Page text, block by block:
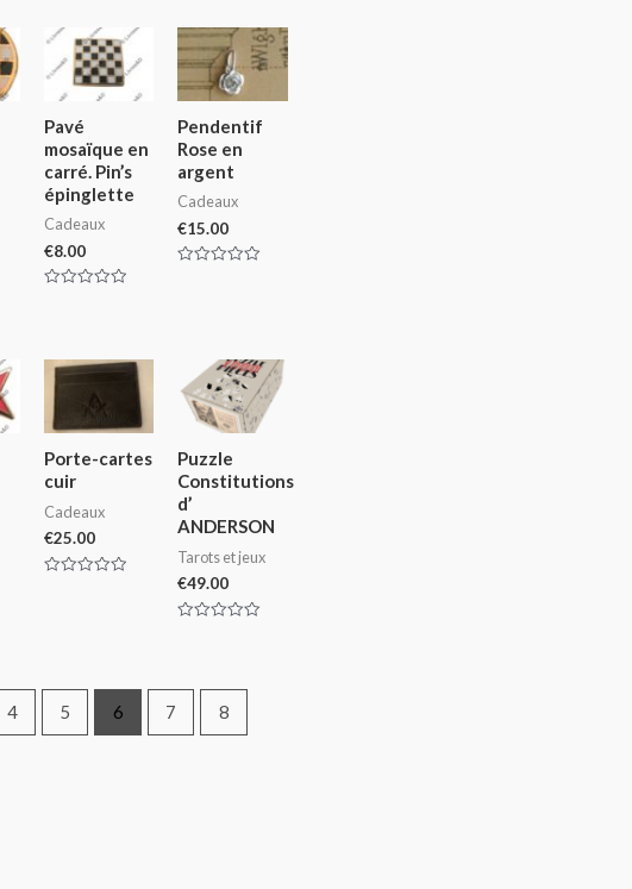
Pavé
mosaïque en
carré. Pin’s
épinglette
Cadeaux
€8.00
5
Pendentif
Rose en
argent
Cadeaux
€15.00
Porte-cartes
cuir
Cadeaux
€25.00
Puzzle
Constitutions
d’
ANDERSON
Tarots et jeux
€49.00
5
4 5 6 7 8